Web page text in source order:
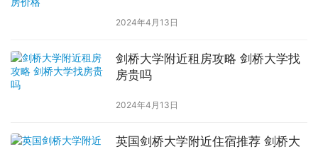
2024年4月13日
剑桥大学附近租房攻略 剑桥大学找
房贵吗
2024年4月13日
英国剑桥大学附近住宿推荐 剑桥大